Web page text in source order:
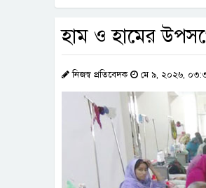
হাম ও হামের
নিজস্ব প্রতিবেদক মে ৯, ২০২৬,